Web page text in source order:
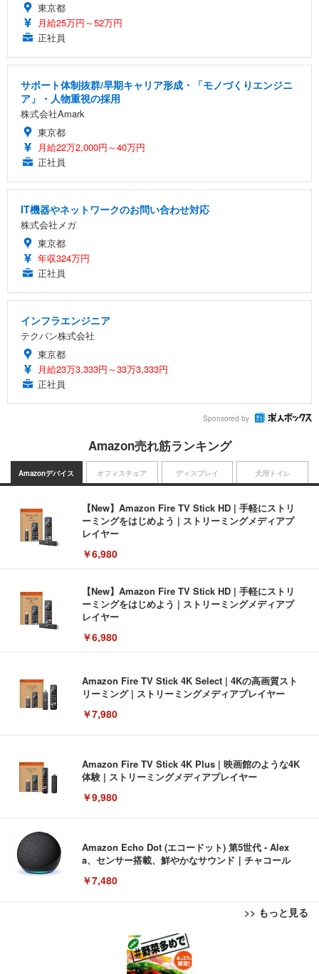
東京都
月給25万円～52万円
正社員
サポート体制抜群/早期キャリア形成・「モノづくりエンジニ
ア」・人物重視の採用
株式会社Amark
東京都
月給22万2,000円～40万円
正社員
IT機器やネットワークのお問い合わせ対応
株式会社メガ
東京都
年収324万円
正社員
インフラエンジニア
テクバン株式会社
東京都
月給23万3,333円～33万3,333円
正社員
Sponsored by
Amazon売れ筋ランキング
Amazonデバイス
【New】Amazon Fire TV Stick HD | 手軽にストリ
ーミングをはじめよう | ストリーミングメディアプ
レイヤー
￥6,980
【New】Amazon Fire TV Stick HD | 手軽にストリ
ーミングをはじめよう | ストリーミングメディアプ
レイヤー
￥6,980
Amazon Fire TV Stick 4K Select | 4Kの高画質スト
リーミング | ストリーミングメディアプレイヤー
￥7,980
Amazon Fire TV Stick 4K Plus | 映画館のような4K
体験 | ストリーミングメディアプレイヤー
￥9,980
Amazon Echo Dot (エコードット) 第5世代 - Alex
a、センサー搭載、鮮やかなサウンド｜チャコール
￥7,480
>> もっと見る
オフィスチェア
[EdoErgo] オフィスチェア 椅子 テレワーク 疲れな
い 跳ね上げ式アームレスト コンパクト 約105度ロッ
キング pc 事務椅子 360度回転 座面昇降 強化ナイロ
ディスプレイ
EIZO ビジネス向けプレミアムモニター | FlexScan
EV3240X-WT | 31.5型4K UHD・USB Type-C・ホワ
犬用トイレ
Amazonベーシック ペットシーツ 薄型 レギュラー 1
回使い捨て 無香料 ホワイト 300枚